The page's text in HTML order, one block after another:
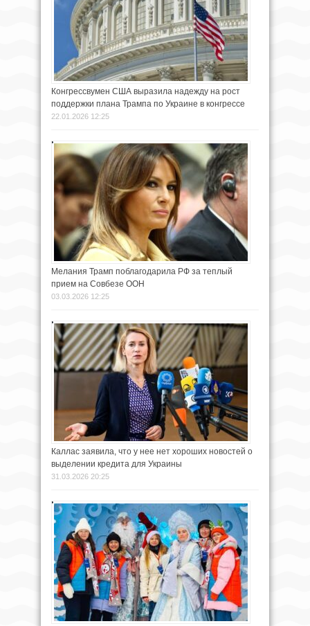
Конгрессвумен США выразила надежду на рост
поддержки плана Трампа по Украине в конгрессе
22.01.2026 12:25
Мелания Трамп поблагодарила РФ за теплый
прием на Совбезе ООН
03.03.2026 12:25
Каллас заявила, что у нее нет хороших новостей о
выделении кредита для Украины
31.03.2026 20:25